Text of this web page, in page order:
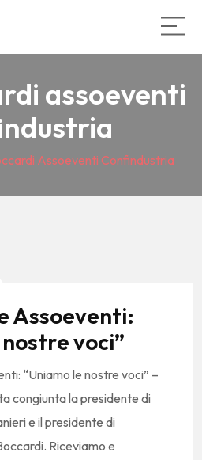
assoeventi
Assoeventi Confindustria
Assoeventi:
voci”
“Uniamo le nostre voci” –
congiunta la presidente di
e il presidente di
Riceviamo e